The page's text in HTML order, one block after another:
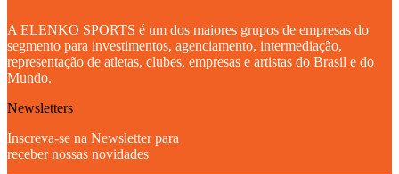
A ELENKO SPORTS é um dos maiores grupos de empresas do
segmento para investimentos, agenciamento, intermediação,
representação de atletas, clubes, empresas e artistas do Brasil e do
Mundo.
Newsletters
Inscreva-se na Newsletter para
receber nossas novidades